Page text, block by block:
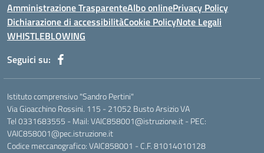
Amministrazione TrasparenteAlbo onlinePrivacy Policy
Dichiarazione di accessibilitàCookie PolicyNote Legali
WHISTLEBLOWING
Seguici su:
Istituto comprensivo "Sandro Pertini"
Via Gioacchino Rossini. 115 - 21052 Busto Arsizio VA
Tel 0331683555 - Mail: VAIC858001@istruzione.it - PEC:
VAIC858001@pec.istruzione.it
Codice meccanografico: VAIC858001 - C.F. 81014010128